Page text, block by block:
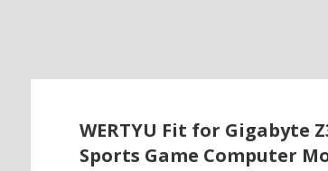
WERTYU Fit for Gigabyte
Sports Game Computer